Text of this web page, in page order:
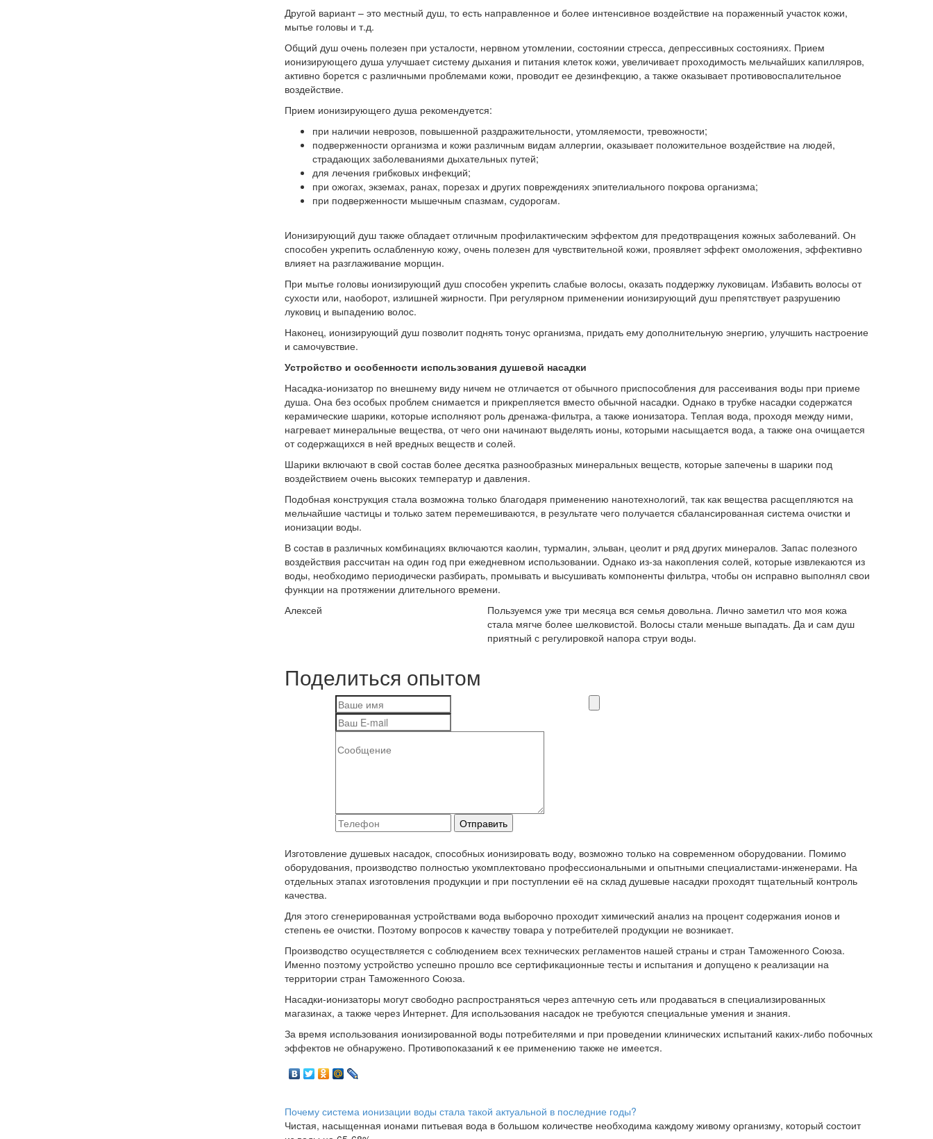
Другой вариант – это местный душ, то есть направленное и более интенсивное воздействие на пораженный участок кожи,
мытье головы и т.д.
Общий душ очень полезен при усталости, нервном утомлении, состоянии стресса, депрессивных состояниях. Прием
ионизирующего душа улучшает систему дыхания и питания клеток кожи, увеличивает проходимость мельчайших капилляров,
активно борется с различными проблемами кожи, проводит ее дезинфекцию, а также оказывает противовоспалительное
воздействие.
Прием ионизирующего душа рекомендуется:
при наличии неврозов, повышенной раздражительности, утомляемости, тревожности;
подверженности организма и кожи различным видам аллергии, оказывает положительное воздействие на людей,
страдающих заболеваниями дыхательных путей;
для лечения грибковых инфекций;
при ожогах, экземах, ранах, порезах и других повреждениях эпителиального покрова организма;
при подверженности мышечным спазмам, судорогам.
Ионизирующий душ также обладает отличным профилактическим эффектом для предотвращения кожных заболеваний. Он
способен укрепить ослабленную кожу, очень полезен для чувствительной кожи, проявляет эффект омоложения, эффективно
влияет на разглаживание морщин.
При мытье головы ионизирующий душ способен укрепить слабые волосы, оказать поддержку луковицам. Избавить волосы от
сухости или, наоборот, излишней жирности. При регулярном применении ионизирующий душ препятствует разрушению
луковиц и выпадению волос.
Наконец, ионизирующий душ позволит поднять тонус организма, придать ему дополнительную энергию, улучшить настроение
и самочувствие.
Устройство и особенности использования душевой насадки
Насадка-ионизатор по внешнему виду ничем не отличается от обычного приспособления для рассеивания воды при приеме
душа. Она без особых проблем снимается и прикрепляется вместо обычной насадки. Однако в трубке насадки содержатся
керамические шарики, которые исполняют роль дренажа-фильтра, а также ионизатора. Теплая вода, проходя между ними,
нагревает минеральные вещества, от чего они начинают выделять ионы, которыми насыщается вода, а также она очищается
от содержащихся в ней вредных веществ и солей.
Шарики включают в свой состав более десятка разнообразных минеральных веществ, которые запечены в шарики под
воздействием очень высоких температур и давления.
Подобная конструкция стала возможна только благодаря применению нанотехнологий, так как вещества расщепляются на
мельчайшие частицы и только затем перемешиваются, в результате чего получается сбалансированная система очистки и
ионизации воды.
В состав в различных комбинациях включаются каолин, турмалин, эльван, цеолит и ряд других минералов. Запас полезного
воздействия рассчитан на один год при ежедневном использовании. Однако из-за накопления солей, которые извлекаются из
воды, необходимо периодически разбирать, промывать и высушивать компоненты фильтра, чтобы он исправно выполнял свои
функции на протяжении длительного времени.
Алексей
Пользуемся уже три месяца вся семья довольна. Лично заметил что моя кожа
стала мягче более шелковистой. Волосы стали меньше выпадать. Да и сам душ
приятный с регулировкой напора струи воды.
Поделиться опытом
Изготовление душевых насадок, способных ионизировать воду, возможно только на современном оборудовании. Помимо
оборудования, производство полностью укомплектовано профессиональными и опытными специалистами-инженерами. На
отдельных этапах изготовления продукции и при поступлении её на склад душевые насадки проходят тщательный контроль
качества.
Для этого сгенерированная устройствами вода выборочно проходит химический анализ на процент содержания ионов и
степень ее очистки. Поэтому вопросов к качеству товара у потребителей продукции не возникает.
Производство осуществляется с соблюдением всех технических регламентов нашей страны и стран Таможенного Союза.
Именно поэтому устройство успешно прошло все сертификационные тесты и испытания и допущено к реализации на
территории стран Таможенного Союза.
Насадки-ионизаторы могут свободно распространяться через аптечную сеть или продаваться в специализированных
магазинах, а также через Интернет. Для использования насадок не требуются специальные умения и знания.
За время использования ионизированной воды потребителями и при проведении клинических испытаний каких-либо побочных
эффектов не обнаружено. Противопоказаний к ее применению также не имеется.
Почему система ионизации воды стала такой актуальной в последние годы?
Чистая, насыщенная ионами питьевая вода в большом количестве необходима каждому живому организму, который состоит